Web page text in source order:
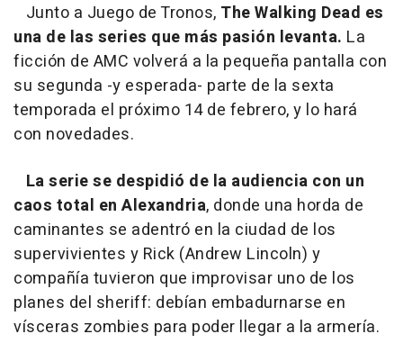
Junto a Juego de Tronos, The Walking Dead es
una de las series que más pasión levanta. La
ficción de AMC volverá a la pequeña pantalla con
su segunda -y esperada- parte de la sexta
temporada el próximo 14 de febrero, y lo hará
con novedades.
La serie se despidió de la audiencia con un
caos total en Alexandria, donde una horda de
caminantes se adentró en la ciudad de los
supervivientes y Rick (Andrew Lincoln) y
compañía tuvieron que improvisar uno de los
planes del sheriff: debían embadurnarse en
vísceras zombies para poder llegar a la armería.